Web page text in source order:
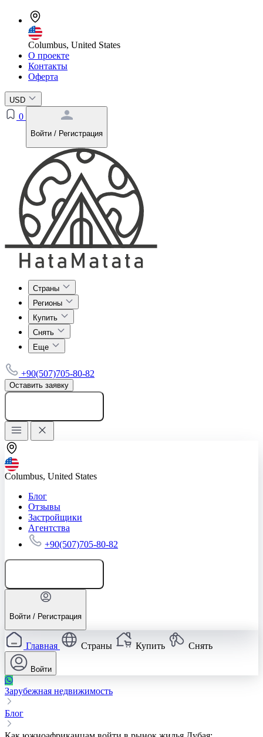
Columbus, United States
О проекте
Контакты
Оферта
USD
0
Войти / Регистрация
Страны
Регионы
Купить
Снять
Еще
+90(507)705-80-82
Оставить заявку
Columbus, United States
Блог
Отзывы
Застройщики
Агентства
+90(507)705-80-82
Войти / Регистрация
Главная Страны Купить Снять
Войти
Зарубежная недвижимость
Блог